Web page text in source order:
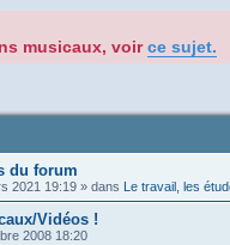
musicaux, voir ce sujet.
du forum
2021 19:19 » dans Le travail, les
Vidéos !
2008 18:20